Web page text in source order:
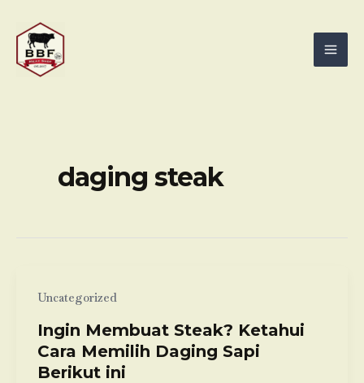
content
daging steak
Uncategorized
Ingin Membuat Steak? Ketahui
Cara Memilih Daging Sapi
Berikut ini